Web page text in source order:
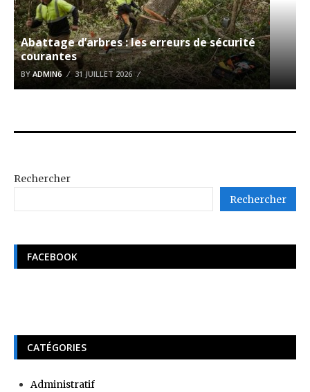
Abattage d’arbres : les erreurs de sécurité
courantes
BYADMIN6 31 JUILLET 2026
Rechercher
Rechercher
FACEBOOK
CATÉGORIES
Administratif